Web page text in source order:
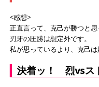
<感想>
正直言って、克己が勝つと思
刃牙の圧勝は想定外です。
私が思っているより、克己は
決着ッ！ 烈vsス